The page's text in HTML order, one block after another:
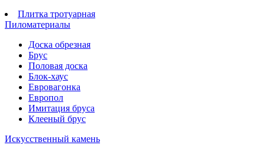
Плитка тротуарная
Пиломатериалы
Доска обрезная
Брус
Половая доска
Блок-хаус
Евровагонка
Европол
Имитация бруса
Клееный брус
Искусственный камень